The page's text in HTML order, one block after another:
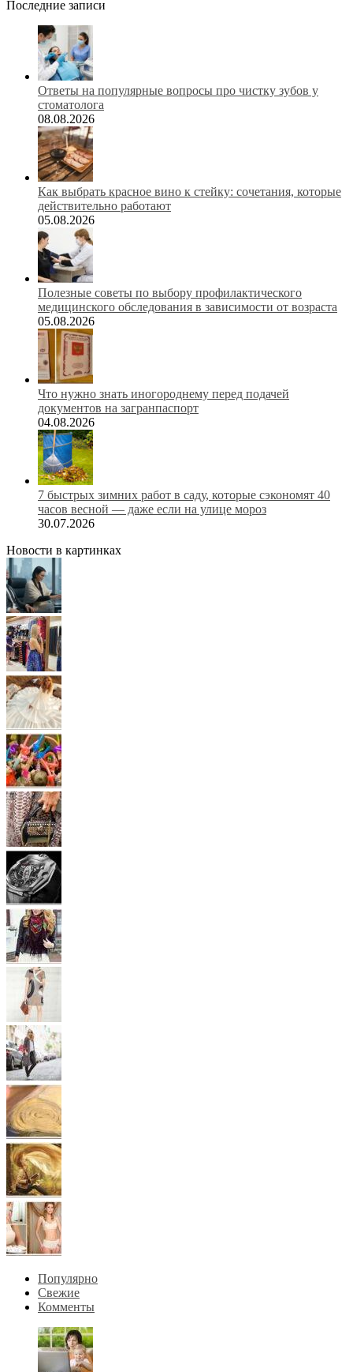
Последние записи
Ответы на популярные вопросы про чистку зубов у
стоматолога
08.08.2026
Как выбрать красное вино к стейку: сочетания, которые
действительно работают
05.08.2026
Полезные советы по выбору профилактического
медицинского обследования в зависимости от возраста
05.08.2026
Что нужно знать иногороднему перед подачей
документов на загранпаспорт
04.08.2026
7 быстрых зимних работ в саду, которые сэкономят 40
часов весной — даже если на улице мороз
30.07.2026
Новости в картинках
Популярно
Свежие
Комменты